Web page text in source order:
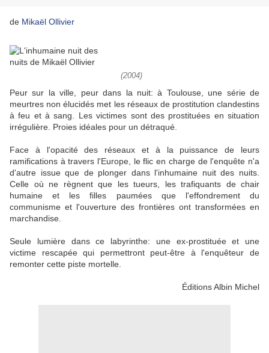
de Mikaël Ollivier
(2004)
Peur sur la ville, peur dans la nuit: à Toulouse, une série de
meurtres non élucidés met les réseaux de prostitution clandestins
à feu et à sang. Les victimes sont des prostituées en situation
irrégulière. Proies idéales pour un détraqué.
Face à l'opacité des réseaux et à la puissance de leurs
ramifications à travers l'Europe, le flic en charge de l'enquête n'a
d'autre issue que de plonger dans l'inhumaine nuit des nuits.
Celle où ne règnent que les tueurs, les trafiquants de chair
humaine et les filles paumées que l'effondrement du
communisme et l'ouverture des frontières ont transformées en
marchandise.
Seule lumière dans ce labyrinthe: une ex-prostituée et une
victime rescapée qui permettront peut-être à l'enquêteur de
remonter cette piste mortelle.
Éditions Albin Michel